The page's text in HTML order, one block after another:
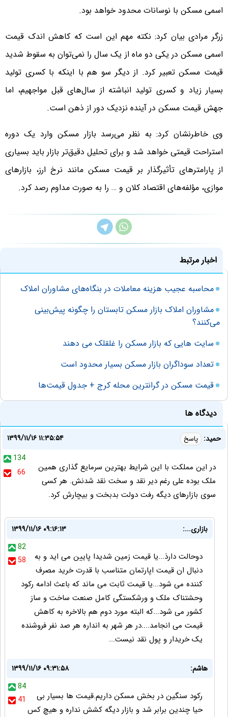
اسمی مسکن با نوسانات محدود خواهد بود.
زرگر مرادی بیان کرد: نکته مهم این است که کاهش اندک قیمت
اسمی مسکن در یکی دو ماه از یک سال را نمی‌توان به سقوط شدید
قیمت مسکن تعبیر کرد. از دیگر سو هم با اینکه با کسری تولید
بسیار زیاد و کسری تولید انباشته از سال‌های قبل مواجهیم، اما
جهش قیمت مسکن در آینده نزدیک دور از ذهن است.
وی خاطرنشان کرد: به نظر می‌رسد بازار مسکن وارد یک دوره
استراحت قیمتی خواهد شد و برای تحلیل دقیق‌تر بازار باید بسیاری
از پارامترهای تأثیرگذار بر قیمت مسکن مانند نرخ ارز، بازارهای
موازی، مؤلفه‌های اقتصاد کلان و … را به صورت مداوم رصد کرد.
اخبار مرتبط
محاسبه عجیب هزینه معاملات در بنگاه‌های مشاوران املاک
مشاوران املاک بازار مسکن تابستان را چگونه پیش‌بینی
می‌کنند؟
سایت هایی که بازار مسکن را غلقلک می دهند
تعداد سوداگران بازار مسکن بسیار محدود است
قیمت مسکن در گرانترین محله کرج + جدول قیمت‌ها
دیدگاه ها
حمید: پاسخ
۱۳۹۹/۱۱/۱۶ ۱۱:۳۵:۵۴
134
66
در این مملکت با این شرایط بهترین سرمایع گذاری همین
ملک بوده علی رغم دیر نقد و سخت نقد شدنش. هر کسی
سوی بازارهای دیگه رفت دولت بدبخت و بیچارش کرد.
بازاری...:
۱۳۹۹/۱۱/۱۶ ۰۹:۱۶:۱۳
82
58
دوحالت دارذ...یا قیمت زمین شدیدا پایین می اید و به
دنبال ان قیمت اپارتمان متناسب با قدرت خرید مصرف
کننده می شود...یا قیمت ثابت می ماند که باعث ادامه رکود
وحشتناک ملک و ورشکستگی کامل صنعت ساخت و ساز
کشور می شود...که البته مورد دوم هم بالاخره به کاهش
قیمت می انجامد....در هر شهر به انداره هر صد نفر فروشنده
یک خریدار و پول نقد نیست...
هاشم:
۱۳۹۹/۱۱/۱۶ ۰۹:۳۱:۵۸
84
41
رکود سنگین در بخش مسکن داریم.قیمت ها بسیار بی
حیا چندین برابر شد و بازار دیگه کشش نداره و هیچ کس